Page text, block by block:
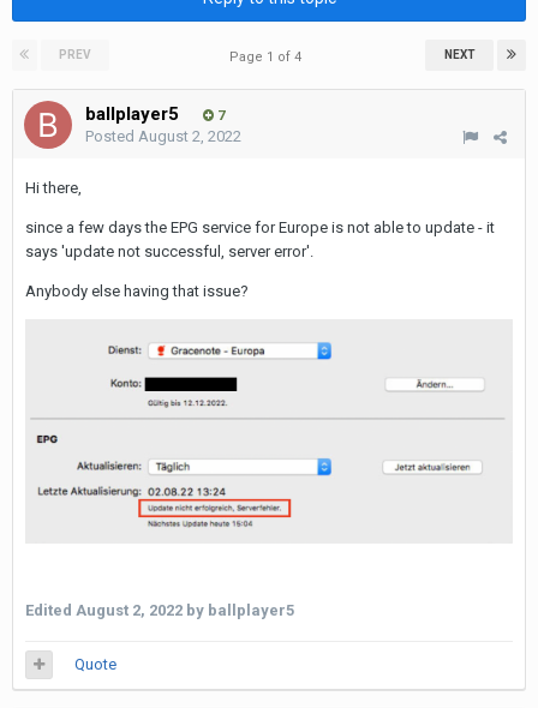
PREV NEXT
Page 1 of 4
ballplayer5 7
Posted August 2, 2022
Hi there,
since a few days the EPG service for Europe is not able to update - it
says 'update not successful, server error'.
Anybody else having that issue?
Edited August 2, 2022 by ballplayer5
Quote